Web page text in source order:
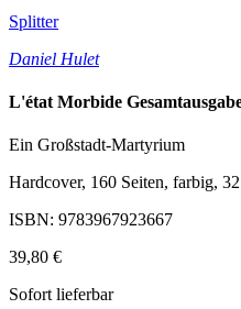
Splitter
Daniel Hulet
L'état Morbide
Ein Großstadt-Martyrium
Hardcover, 160 Seiten, farbig,
ISBN: 9783967923667
39,80 €
Sofort lieferbar